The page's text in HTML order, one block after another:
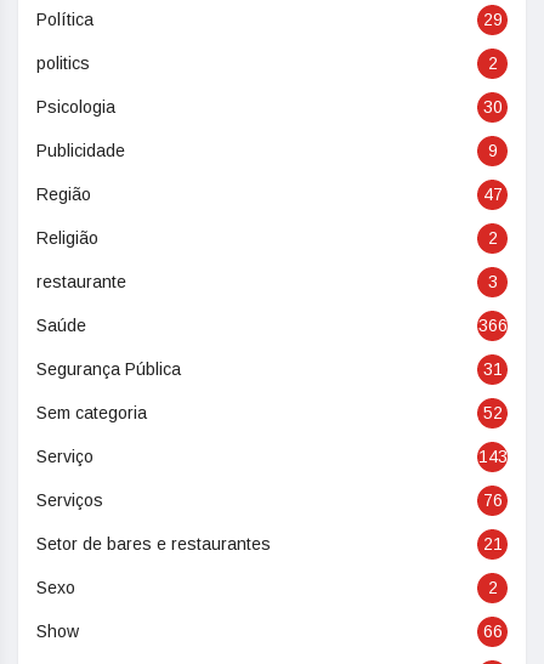
Política 29
politics 2
Psicologia 30
Publicidade 9
Região 47
Religião 2
restaurante 3
Saúde 366
Segurança Pública 31
Sem categoria 52
Serviço 143
Serviços 76
Setor de bares e restaurantes 21
Sexo 2
Show 66